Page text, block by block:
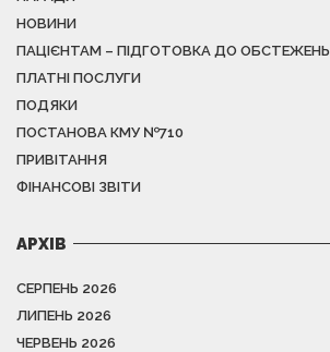
НОВИНИ
ПАЦІЄНТАМ – ПІДГОТОВКА ДО ОБСТЕЖЕНЬ
ПЛАТНІ ПОСЛУГИ
ПОДЯКИ
ПОСТАНОВА КМУ №710
ПРИВІТАННЯ
ФІНАНСОВІ ЗВІТИ
АРХІВ
СЕРПЕНЬ 2026
ЛИПЕНЬ 2026
ЧЕРВЕНЬ 2026